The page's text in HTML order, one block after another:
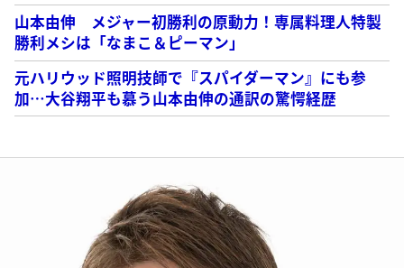
山本由伸 メジャー初勝利の原動力！専属料理人特製
勝利メシは「なまこ＆ピーマン」
元ハリウッド照明技師で『スパイダーマン』にも参
加…大谷翔平も慕う山本由伸の通訳の驚愕経歴